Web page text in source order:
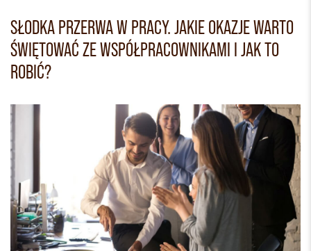
SŁODKA PRZERWA W PRACY. JAKIE OKAZJE WARTO
ŚWIĘTOWAĆ ZE WSPÓŁPRACOWNIKAMI I JAK TO
ROBIĆ?